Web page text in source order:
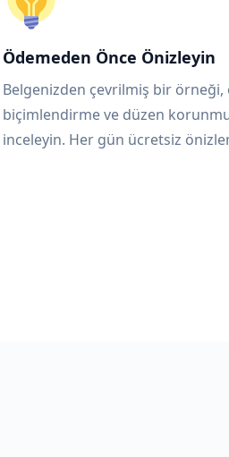
Ödemeden Önce Önizleyin
Belgenizden çevrilmiş bir örneği,
biçimlendirme ve düzen
inceleyin. Her gün ücretsiz